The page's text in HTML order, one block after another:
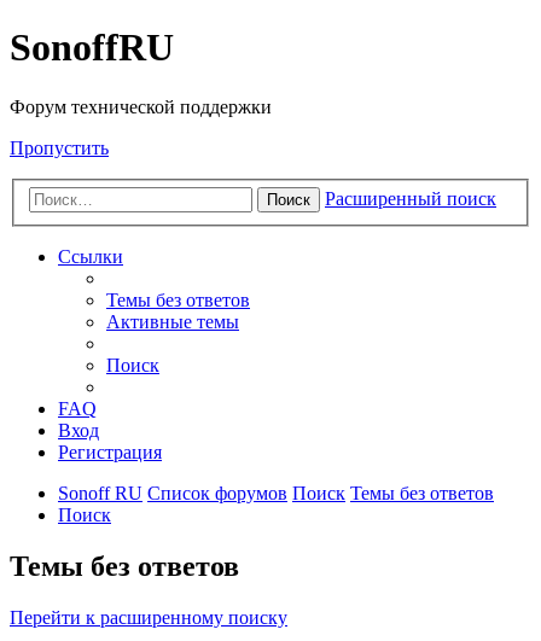
SonoffRU
Форум технической поддержки
Пропустить
Поиск Расширенный поиск
Ссылки
Темы без ответов
Активные темы
Поиск
FAQ
Вход
Регистрация
Sonoff RU Список форумов Поиск Темы без ответов
Поиск
Темы без ответов
Перейти к расширенному поиску